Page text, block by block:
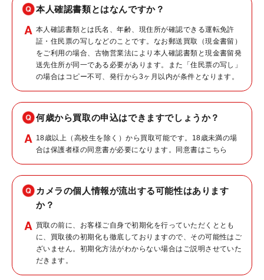
本人確認書類とはなんですか？
本人確認書類とは氏名、年齢、現住所が確認できる運転免許
証・住民票の写しなどのことです。なお郵送買取（現金書留）
をご利用の場合、古物営業法により本人確認書類と現金書留発
送先住所が同一である必要があります。また「住民票の写し」
の場合はコピー不可、発行から3ヶ月以内が条件となります。
何歳から買取の申込はできますでしょうか？
18歳以上（高校生を除く）から買取可能です。18歳未満の場
合は保護者様の同意書が必要になります。同意書はこちら
カメラの個人情報が流出する可能性はあります
か？
買取の前に、お客様ご自身で初期化を行っていただくととも
に、買取後の初期化も徹底しておりますので、その可能性はご
ざいません。初期化方法がわからない場合はご説明させていた
だきます。